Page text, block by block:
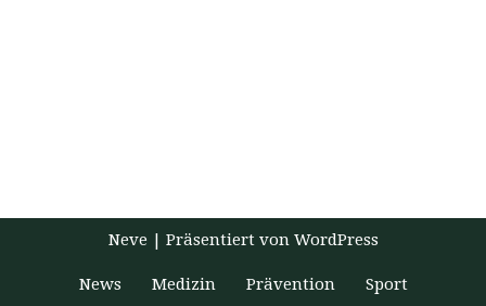
Neve | Präsentiert von WordPress
News Medizin Prävention Sport